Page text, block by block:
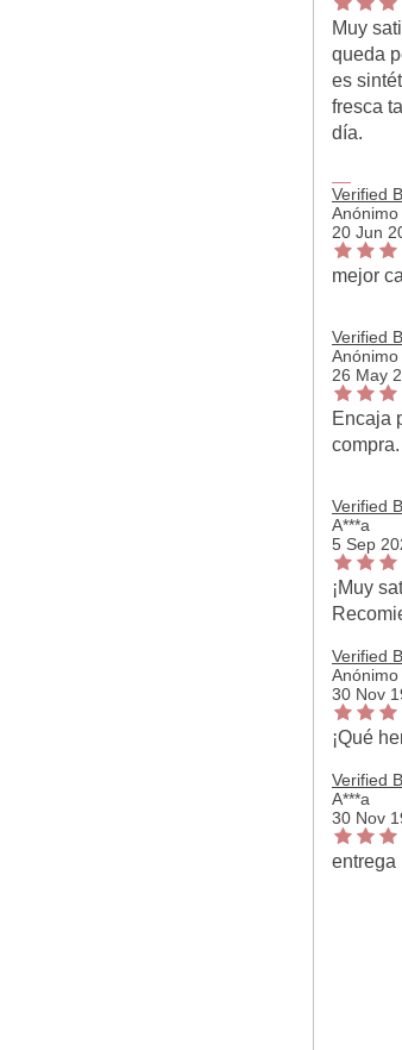
Muy
queda
es
fresca
día.
Verified
Anónimo
20 Jun
mejor
Verified
Anónimo
26 May
Encaja
compra.
Verified
A***a
5 Sep
¡Muy
Verified
Anónimo
30 Nov
¡Qué
Verified
A***a
30 Nov
entrega